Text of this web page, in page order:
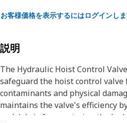
お客様価格を表示するにはログインし
説明
The Hydraulic Hoist Control
safeguard the hoist control valve
contaminants and physical
maintains the valve's efficiency
and debris from entering the